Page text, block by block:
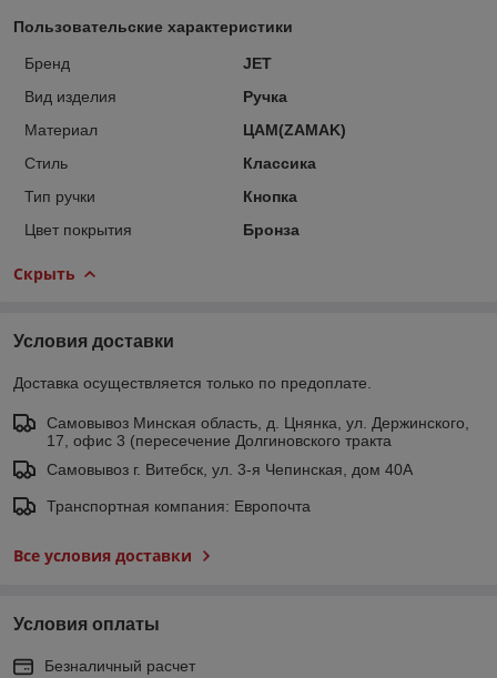
Пользовательские характеристики
Бренд
JET
Вид изделия
Ручка
Материал
ЦАМ(ZAMAK)
Стиль
Классика
Тип ручки
Кнопка
Цвет покрытия
Бронза
Скрыть
Условия доставки
Доставка осуществляется только по предоплате.
Самовывоз Минская область, д. Цнянка, ул. Держинского,
17, офис 3 (пересечение Долгиновского тракта
Самовывоз г. Витебск, ул. 3-я Чепинская, дом 40А
Транспортная компания: Европочта
Все условия доставки
Условия оплаты
Безналичный расчет